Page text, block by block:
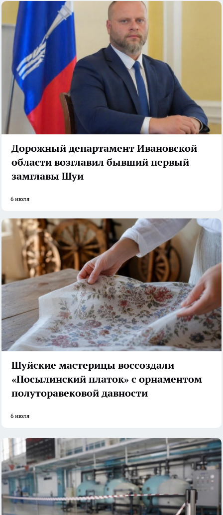
Дорожный департамент Ивановской
области возглавил бывший первый
замглавы Шуи
6 июля
Шуйские мастерицы воссоздали
«Посылинский платок» с орнаментом
полуторавековой давности
6 июля